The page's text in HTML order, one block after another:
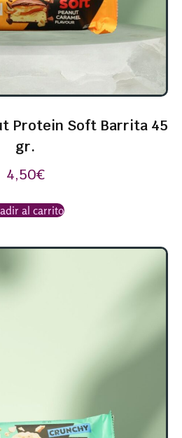
Protein Soft Barrita 45
gr.
4,50€
al carrito